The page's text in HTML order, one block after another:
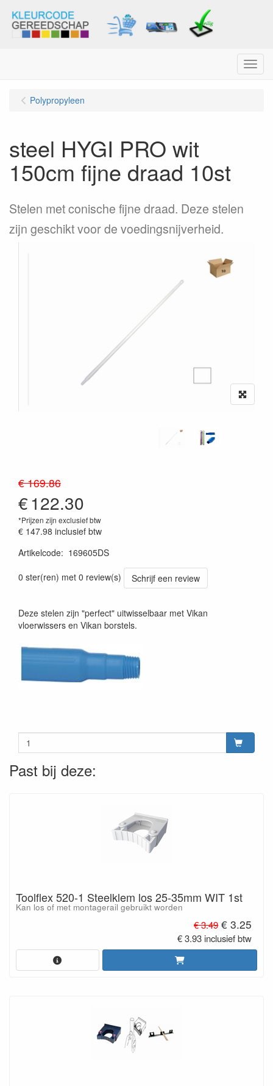
Menu
Polypropyleen
steel HYGI PRO wit
150cm fijne draad 10st
Stelen met conische fijne draad. Deze stelen
zijn geschikt voor de voedingsnijverheid.
€ 169.86
€122.30
*Prijzen zijn exclusief btw
€ 147.98 inclusief btw
Artikelcode: 169605DS
0 ster(ren) met 0 review(s)
Schrijf een review
Deze stelen zijn "perfect" uitwisselbaar met Vikan
vloerwissers en Vikan borstels.
Past bij deze:
Toolflex 520-1 Steelklem los 25-35mm WIT 1st
Kan los of met montagerail gebruikt worden
€ 3.49€ 3.25
€ 3.93 inclusief btw